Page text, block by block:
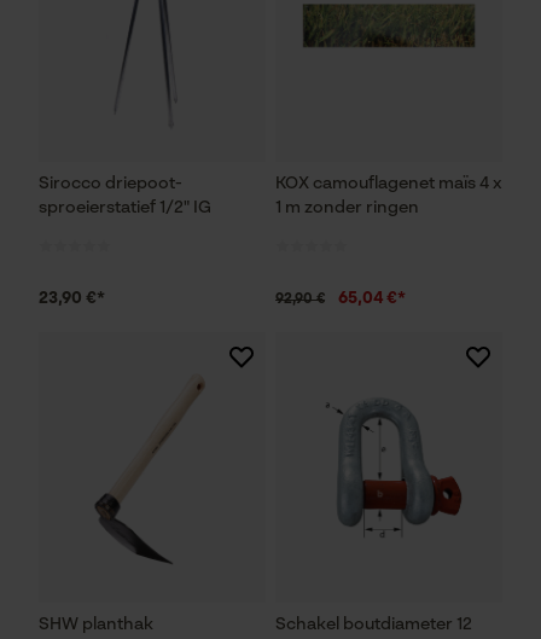
Sirocco driepoot-
sproeierstatief 1/2" IG
23,90 €*
KOX camouflagenet maïs 4 x
1 m zonder ringen
92,90 € 65,04 €*
SHW planthak
Schakel boutdiameter 12